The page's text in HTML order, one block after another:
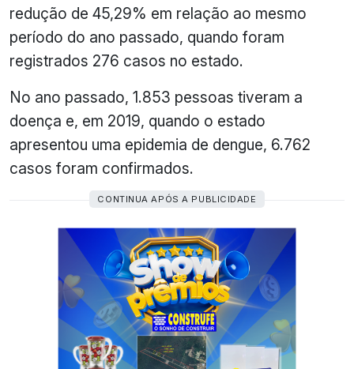
redução de 45,29% em relação ao mesmo
período do ano passado, quando foram
registrados 276 casos no estado.
No ano passado, 1.853 pessoas tiveram a
doença e, em 2019, quando o estado
apresentou uma epidemia de dengue, 6.762
casos foram confirmados.
CONTINUA APÓS A PUBLICIDADE